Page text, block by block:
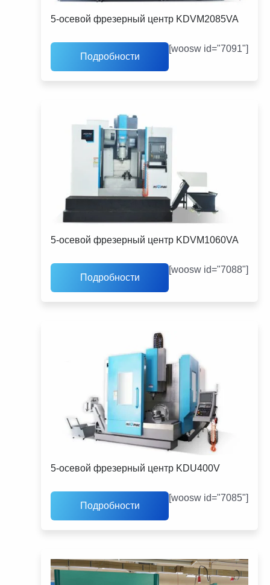
5-осевой фрезерный центр KDVM2085VA
Подробности
[woosw id="7091"]
5-осевой фрезерный центр KDVM1060VA
Подробности
[woosw id="7088"]
5-осевой фрезерный центр KDU400V
Подробности
[woosw id="7085"]